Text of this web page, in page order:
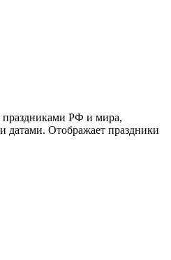
праздниками РФ и мира,
Отображает праздники